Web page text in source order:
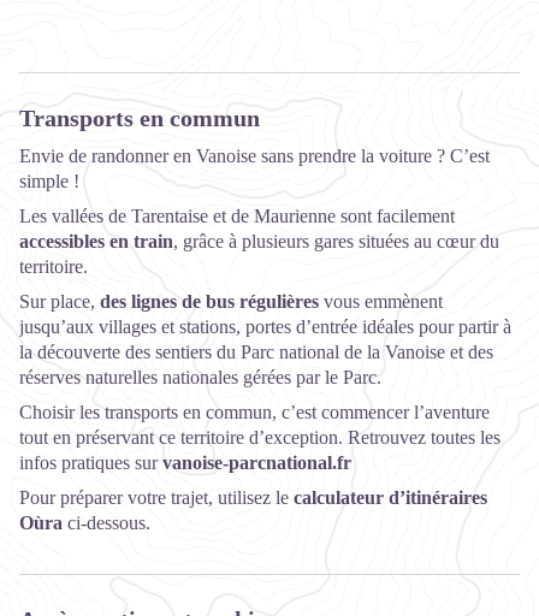
Transports en commun
Envie de randonner en Vanoise sans prendre la voiture ? C’est
simple !
Les vallées de Tarentaise et de Maurienne sont facilement
accessibles en train, grâce à plusieurs gares situées au cœur du
territoire.
Sur place, des lignes de bus régulières vous emmènent
jusqu’aux villages et stations, portes d’entrée idéales pour partir à
la découverte des sentiers du Parc national de la Vanoise et des
réserves naturelles nationales gérées par le Parc.
Choisir les transports en commun, c’est commencer l’aventure
tout en préservant ce territoire d’exception. Retrouvez toutes les
infos pratiques survanoise-parcnational.fr
Pour préparer votre trajet, utilisez le calculateur d’itinéraires
Oùra ci-dessous.